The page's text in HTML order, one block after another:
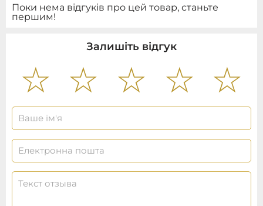
Поки нема відгуків про цей товар, станьте
першим!
Залишіть відгук